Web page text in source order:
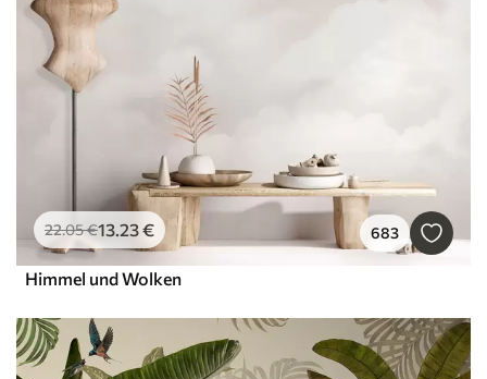
22.05€13.23€ 683
Himmel und Wolken